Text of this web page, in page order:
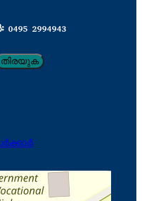
0495 2994943
തിരയുക